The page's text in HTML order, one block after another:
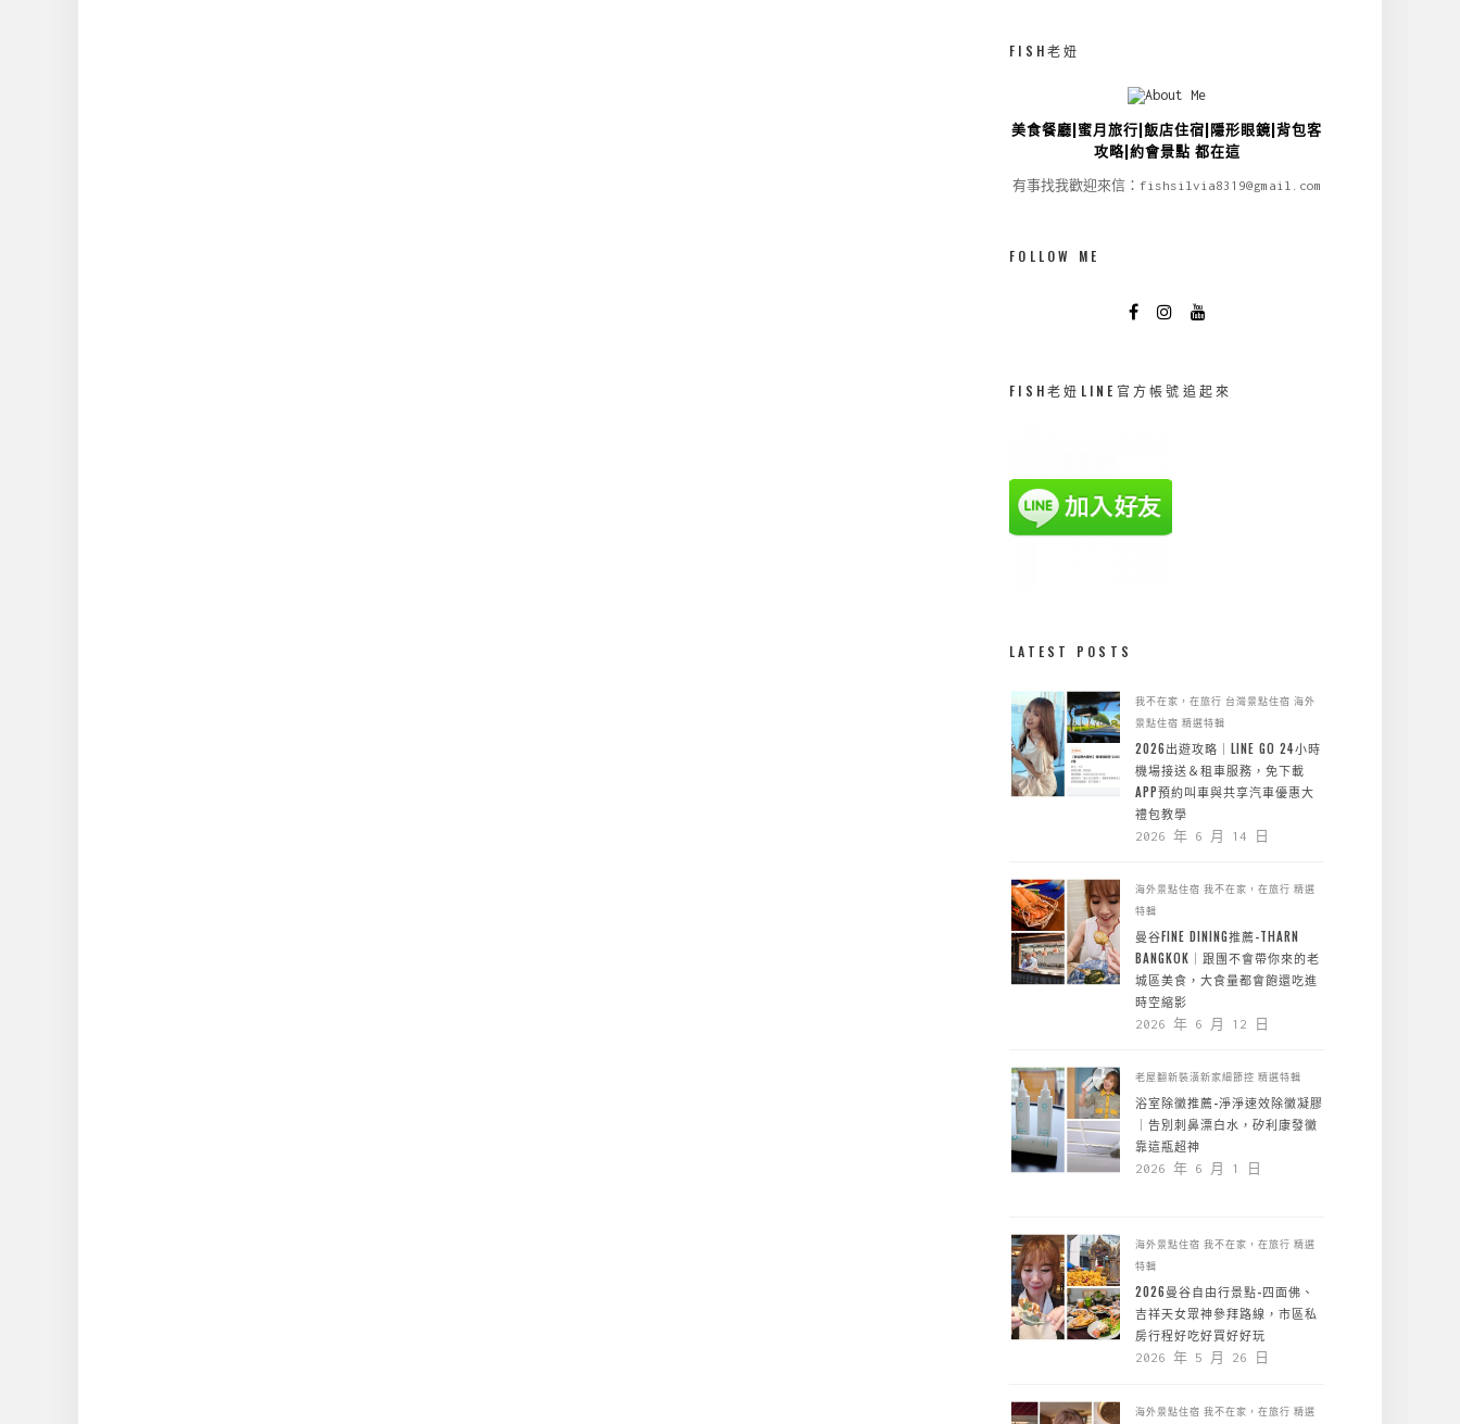
FISH老妞
美食餐廳|蜜月旅行|飯店住宿|隱形眼鏡|背包客
攻略|約會景點 都在這
有事找我歡迎來信：fishsilvia8319@gmail.com
FOLLOW ME
FISH老妞LINE官方帳號追起來
LATEST POSTS
我不在家，在旅行 台灣景點住宿 海外
景點住宿 精選特輯
2026出遊攻略｜LINE GO 24小時
機場接送＆租車服務，免下載
APP預約叫車與共享汽車優惠大
禮包教學
2026 年 6 月 14 日
海外景點住宿 我不在家，在旅行 精選
特輯
曼谷FINE DINING推薦-THARN
BANGKOK｜跟團不會帶你來的老
城區美食，大食量都會飽還吃進
時空縮影
2026 年 6 月 12 日
老屋翻新裝潢新家細節控 精選特輯
浴室除黴推薦-淨淨速效除黴凝膠
｜告別刺鼻漂白水，矽利康發黴
靠這瓶超神
2026 年 6 月 1 日
海外景點住宿 我不在家，在旅行 精選
特輯
2026曼谷自由行景點-四面佛、
吉祥天女眾神參拜路線，市區私
房行程好吃好買好好玩
2026 年 5 月 26 日
海外景點住宿 我不在家，在旅行 精選